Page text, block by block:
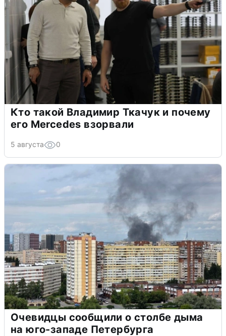
Кто такой Владимир Ткачук и почему
его Mercedes взорвали
5 августа 0
Очевидцы сообщили о столбе дыма
на юго-западе Петербурга